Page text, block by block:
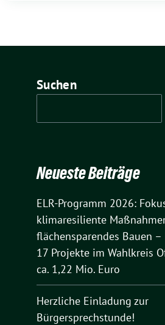
Suchen
Neueste Beiträge
ELR-Programm 2026:
klimaresiliente
flächensparendes Bauen
17 Projekte im Wahlkreis
ca. 1,22 Mio. Euro
Herzliche Einladung zur
Bürgersprechstunde!